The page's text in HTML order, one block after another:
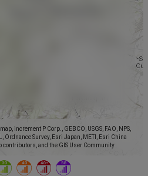
increment P Corp., GEBCO, USGS, FAO, NPS,
Ordnance Survey, Esri Japan, METI, Esri China
contributors, and the GIS User Community